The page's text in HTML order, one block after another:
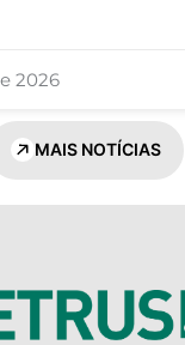
2026
MAIS NOTÍCIAS